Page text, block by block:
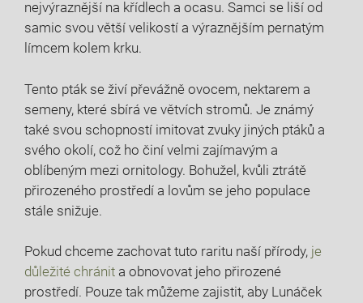
nejvýraznější na křídlech a ocasu. Samci se liší od
samic svou větší velikostí a výraznějším pernatým
límcem kolem krku.
Tento pták se živí převážně ovocem, nektarem a
semeny, které sbírá ve větvích stromů. Je známý
také svou schopností imitovat zvuky jiných ptáků a
svého okolí, což ho činí velmi zajímavým a
oblíbeným mezi ornitology. Bohužel, kvůli ztrátě
přirozeného prostředí a lovům se jeho populace
stále snižuje.
Pokud chceme zachovat tuto raritu naší přírody, je
důležité chránit a obnovovat jeho přirozené
prostředí. Pouze tak můžeme zajistit, aby Lunáček